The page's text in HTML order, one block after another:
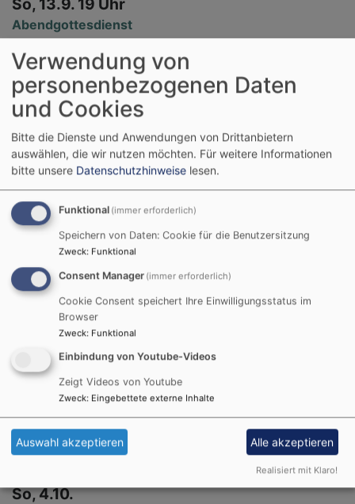
Abendgottesdienst
15. Sonntag nach Trinitatis
Pfrin. Lauterbach
Epiphaniaskirche
So, 20.9. 10 Uhr
Gottesdienst
16. Sonntag nach Trinitatis
Pfr. i.R. Weinreich
Epiphaniaskirche
So, 27.9. 10 Uhr
Flurgottesdienst
17. Sonntag nach Trinitatis
Prädikantin Mauerer & Posaunenchor
Weidenberg Gedenkstein Höflas/Döhlau
So, 4.10.
Verwendung von
personenbezogenen Daten
und Cookies
Bitte die Dienste und Anwendungen von Drittanbietern
auswählen, die wir nutzen möchten. Für weitere Informationen
bitte unsere Datenschutzhinweise lesen.
Funktional (immer erforderlich)
Speichern von Daten: Cookie für die Benutzersitzung
Zweck: Funktional
Consent Manager (immer erforderlich)
Cookie Consent speichert Ihre Einwilligungsstatus im
Browser
Zweck: Funktional
Einbindung von Youtube-Videos
Zeigt Videos von Youtube
Zweck: Eingebettete externe Inhalte
Auswahl akzeptieren Alle akzeptieren
Realisiert mit Klaro!